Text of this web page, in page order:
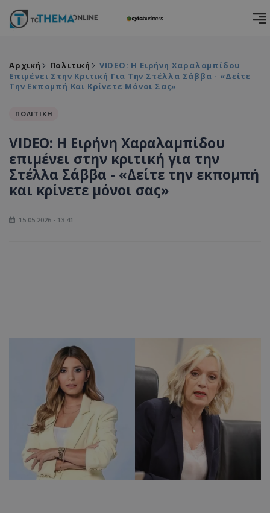
Αρχική Πολιτική
VIDEO: Η Ειρήνη Χαραλαμπίδου
Επιμένει Στην Κριτική Για Την Στέλλα Σάββα - «Δείτε
Την Εκπομπή Και Κρίνετε Μόνοι Σας»
ΠΟΛΙΤΙΚΗ
VIDEO: Η Ειρήνη Χαραλαμπίδου
επιμένει στην κριτική για την
Στέλλα Σάββα - «Δείτε την εκπομπή
και κρίνετε μόνοι σας»
15.05.2026 - 13:41